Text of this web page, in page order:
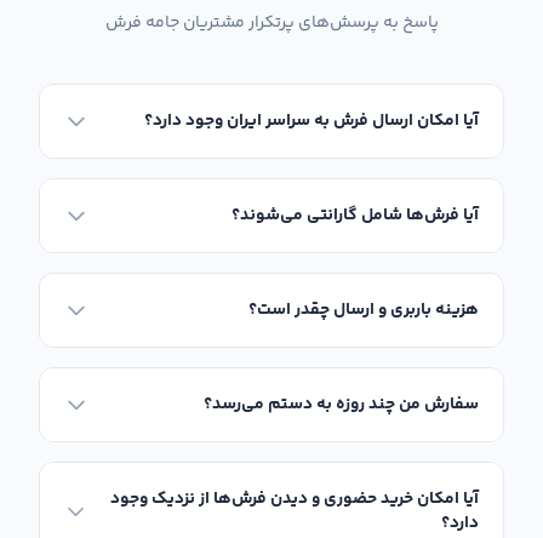
پاسخ به پرسش‌های پرتکرار مشتریان جامه فرش
آیا امکان ارسال فرش به سراسر ایران وجود دارد؟
آیا فرش‌ها شامل گارانتی می‌شوند؟
هزینه باربری و ارسال چقدر است؟
سفارش من چند روزه به دستم می‌رسد؟
آیا امکان خرید حضوری و دیدن فرش‌ها از نزدیک وجود
دارد؟